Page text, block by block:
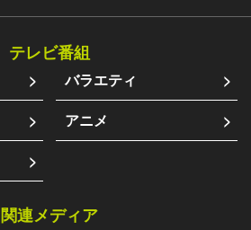
テレビ番組
バラエティ
アニメ
関連メディア